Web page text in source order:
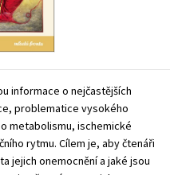
informace o nejčastějších
problematice vysokého
metabolismu, ischemické
rytmu. Cílem je, aby čtenáři
jejich onemocnění a jaké jsou